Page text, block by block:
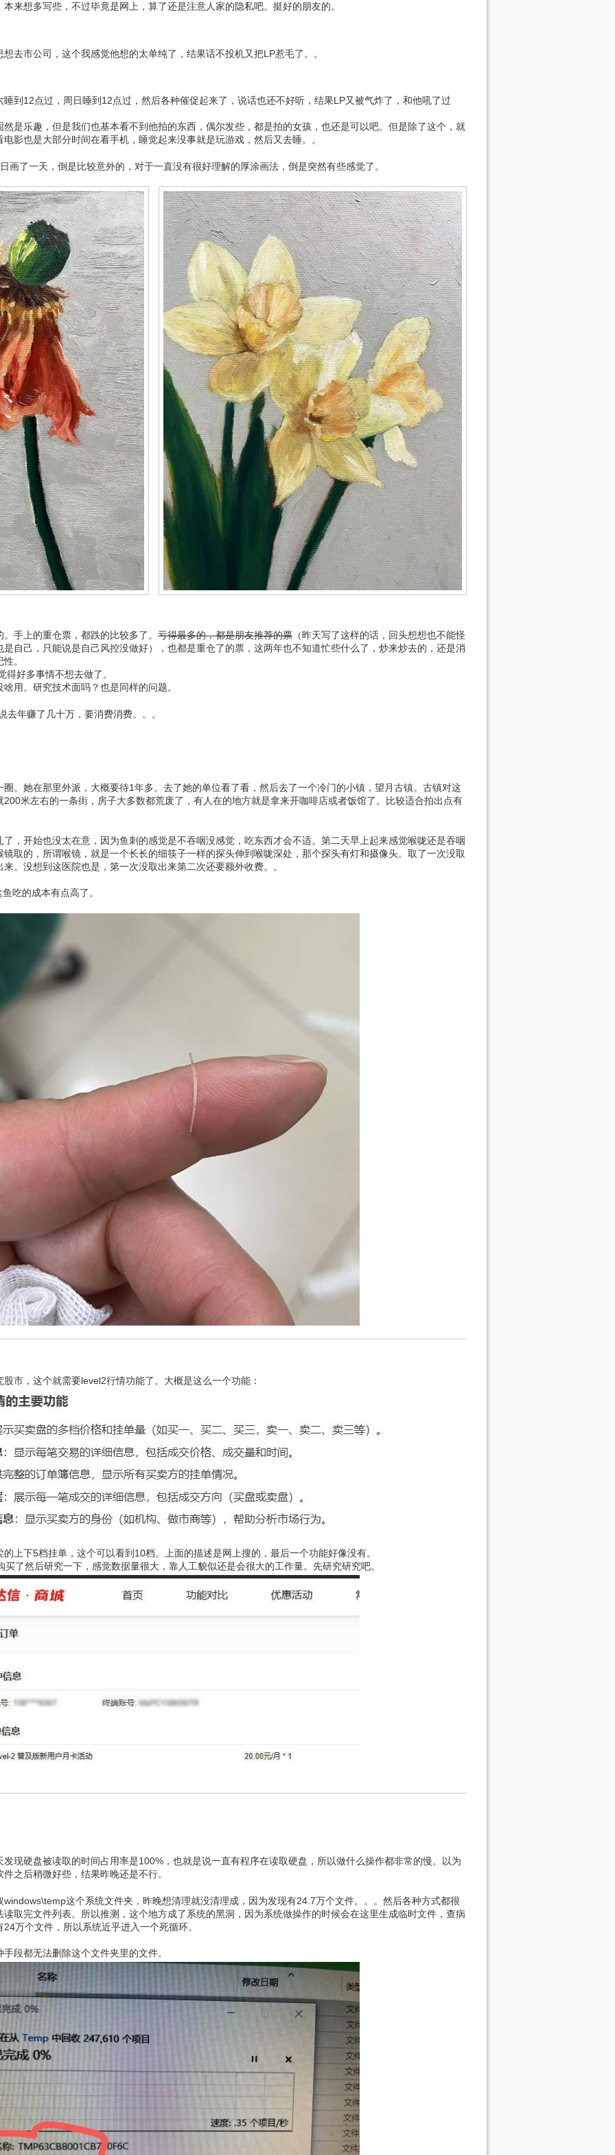
来想多写些，不过毕竟是网上，算了还是注意人家的隐私吧。挺好的朋友的。
去市公司，这个我感觉他想的太单纯了，结果话不投机又把LP惹毛了。。
到12点过，周日睡到12点过，然后各种催促起来了，说话也还不好听，结果LP又被气炸了，和他吼了过
是乐趣，但是我们也基本看不到他拍的东西，偶尔发些，都是拍的女孩，也还是可以吧。但是除了这个，就
影也是大部分时间在看手机，睡觉起来没事就是玩游戏，然后又去睡。。
画了一天，倒是比较意外的，对于一直没有很好理解的厚涂画法，倒是突然有些感觉了。
手上的重仓票，都跌的比较多了。 亏得最多的，都是朋友推荐的票 （昨天写了这样的话，回头想想也不能怪
自己，只能说是自己风控没做好），也都是重仓了的票，这两年也不知道忙些什么了，炒来炒去的，还是消
。
好多事情不想去做了。
用。研究技术面吗？也是同样的问题。
年赚了几十万，要消费消费。。。
。她在那里外派，大概要待1年多。去了她的单位看了看，然后去了一个冷门的小镇，望月古镇。古镇对这
米左右的一条街，房子大多数都荒废了，有人在的地方就是拿来开咖啡店或者饭馆了。比较适合拍出点有
，开始也没太在意，因为鱼刺的感觉是不吞咽没感觉，吃东西才会不适。第二天早上起来感觉喉咙还是吞咽
取的，所谓喉镜，就是一个长长的细筷子一样的探头伸到喉咙深处，那个探头有灯和摄像头。取了一次没取
。没想到这医院也是，第一次没取出来第二次还要额外收费。。
吃的成本有点高了。
市，这个就需要level2行情功能了。大概是这么一个功能：
上下5档挂单，这个可以看到10档。上面的描述是网上搜的，最后一个功能好像没有。
了然后研究一下，感觉数据量很大，靠人工貌似还是会很大的工作量。先研究研究吧。
现硬盘被读取的时间占用率是100%，也就是说一直有程序在读取硬盘，所以做什么操作都非常的慢。以为
之后稍微好些，结果昨晚还是不行。
这个系统文件夹，昨晚想清理就没清理成，因为发现有24.7万个文件。。。然后各种方式都很
取完文件列表。所以推测，这个地方成了系统的黑洞，因为系统做操作的时候会在这里生成临时文件，查病
万个文件，所以系统近乎进入一个死循环。
段都无法删除这个文件夹里的文件。